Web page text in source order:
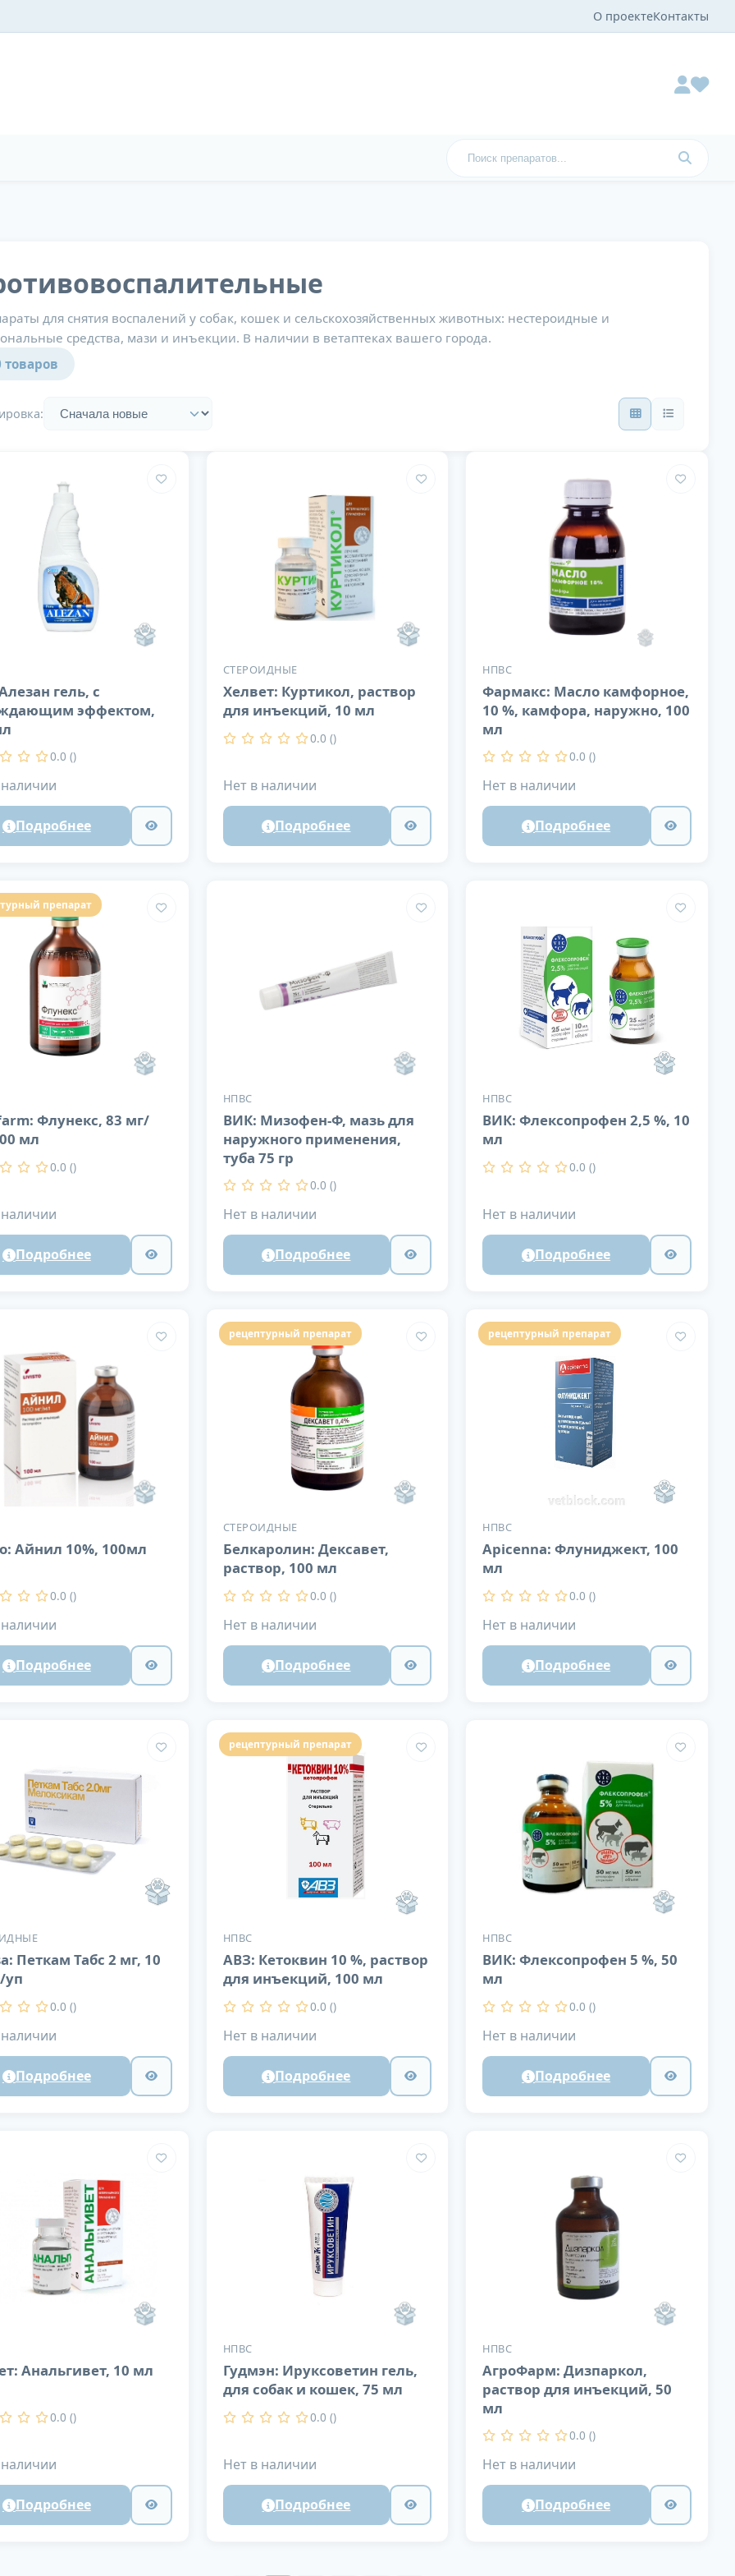
О проектеКонтакты
для снятия воспалений у собак, кошек и сельскохозяйственных животных: нестероидные и
средства, мази и инъекции. В наличии в ветаптеках вашего города.
товаров
гель, с
эффектом,
0.0 ()
Подробнее
СТЕРОИДНЫЕ
Хелвет: Куртикол, раствор
для инъекций, 10 мл
0.0 ()
Нет в наличии
Подробнее
НПВС
Фармакс: Масло камфорное,
10 %, камфора, наружно, 100
мл
0.0 ()
Нет в наличии
Подробнее
препарат
Флунекс, 83 мг/
мл
0.0 ()
Подробнее
НПВС
ВИК: Мизофен-Ф, мазь для
наружного применения,
туба 75 гр
0.0 ()
Нет в наличии
Подробнее
НПВС
ВИК: Флексопрофен 2,5 %, 10
мл
0.0 ()
Нет в наличии
Подробнее
Айнил 10%, 100мл
0.0 ()
Подробнее
рецептурный препарат
СТЕРОИДНЫЕ
Белкаролин: Дексавет,
раствор, 100 мл
0.0 ()
Нет в наличии
Подробнее
рецептурный препарат
НПВС
Apicenna: Флуниджект, 100
мл
0.0 ()
Нет в наличии
Подробнее
Петкам Табс 2 мг, 10
уп
0.0 ()
Подробнее
рецептурный препарат
НПВС
АВЗ: Кетоквин 10 %, раствор
для инъекций, 100 мл
0.0 ()
Нет в наличии
Подробнее
НПВС
ВИК: Флексопрофен 5 %, 50
мл
0.0 ()
Нет в наличии
Подробнее
Анальгивет, 10 мл
0.0 ()
Подробнее
НПВС
Гудмэн: Ируксоветин гель,
для собак и кошек, 75 мл
0.0 ()
Нет в наличии
Подробнее
НПВС
АгроФарм: Дизпаркол,
раствор для инъекций, 50
мл
0.0 ()
Нет в наличии
Подробнее